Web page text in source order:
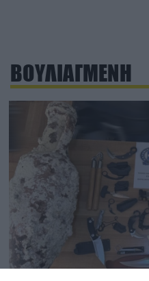
ΒΟΥΛΙΑΓΜΕΝΗ